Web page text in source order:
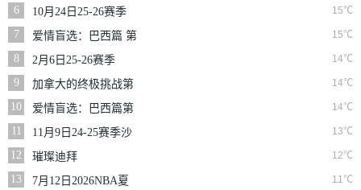
6
15℃
10月24日25-26赛季
NBA常规赛掘金VS
勇士
7 15℃
爱情盲选：巴西篇 第
二季
8 14℃
2月6日25-26赛季
NBA常规赛篮网VS
魔术
9 14℃
加拿大的终极挑战第
一季
10 14℃
爱情盲选：巴西篇第
二季
11 13℃
11月9日24-25赛季沙
联第10轮利雅得体育
VS利雅得胜利
12 12℃
璀璨迪拜
13
11℃
7月12日2026NBA夏